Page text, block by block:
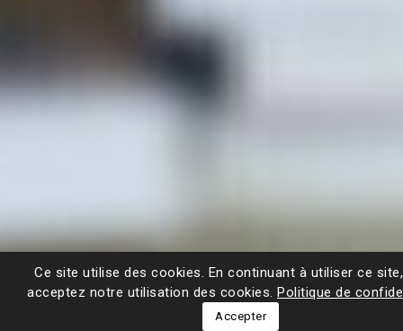
Ce site utilise des cookies. En continuant à utiliser ce
acceptez notre utilisation des cookies. Politique de
Accepter